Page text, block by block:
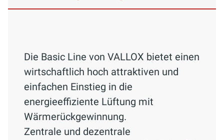
Die Basic Line von VALLOX bietet einen
wirtschaftlich hoch attraktiven und
einfachen Einstieg in die
energieeffiziente Lüftung mit
Wärmerückgewinnung.
Zentrale und dezentrale